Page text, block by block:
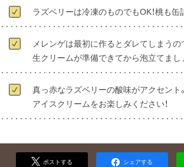
ラズベリーは冷凍のものでもOK！桃も
メレンゲは最初に作るとダレてしまうの
生クリームが準備できてから泡立てまし
真っ赤なラズベリーの酸味がアクセント
アイスクリームをお楽しみください！
ポストする シェアする